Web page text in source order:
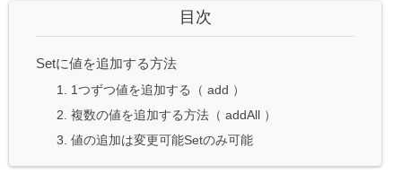
目次
Setに値を追加する方法
1. 1つずつ値を追加する（ add ）
2. 複数の値を追加する方法（ addAll ）
3. 値の追加は変更可能Setのみ可能